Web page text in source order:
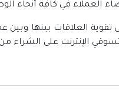
العملاء في كافة أنحاء
العلاقات بينها وبين
الإنترنت على الشراء